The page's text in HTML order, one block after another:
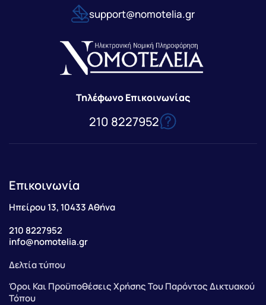
support@nomotelia.gr
Τηλέφωνο Επικοινωνίας
210 8227952
Επικοινωνία
Ηπείρου 13, 10433 Αθήνα
210 8227952
info@nomotelia.gr
Δελτία τύπου
Όροι Και Προϋποθέσεις Χρήσης Του Παρόντος Δικτυακού
Τόπου